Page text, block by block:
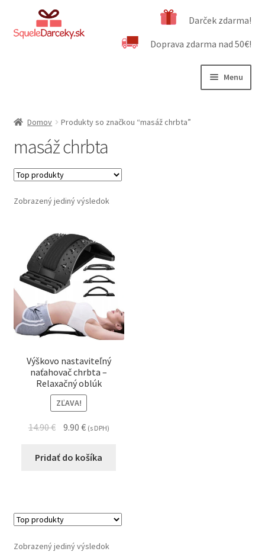
Preskočiť
na
Preskočiť
na
Darček zdarma!
Doprava zdarma nad 50€!
Menu
Dôležité informácie
Obchodné podmienky
Kontakt
Domov Produkty so značkou “masáž chrbta”
masáž chrbta
Zobrazený jediný výsledok
Výškovo nastaviteľný
naťahovač chrbta –
Relaxačný oblúk
ZĽAVA!
14.90€ 9.90 € (s DPH)
Pridať do košíka
Zobrazený jediný výsledok